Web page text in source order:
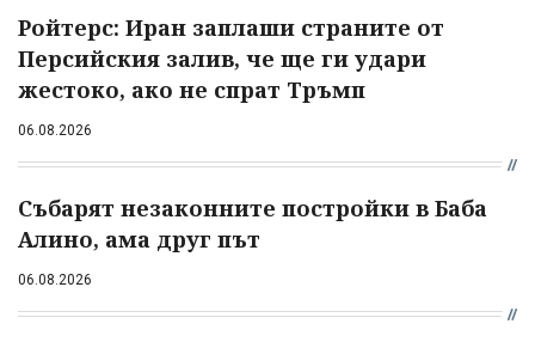
Ройтерс: Иран заплаши страните от
Персийския залив, че ще ги удари
жестоко, ако не спрат Тръмп
06.08.2026
Събарят незаконните постройки в Баба
Алино, ама друг път
06.08.2026